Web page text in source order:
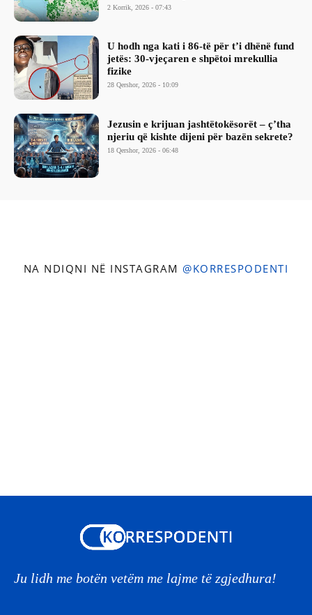
2 Korrik, 2026 - 07:43
​U hodh nga kati i 86-të për t’i dhënë fund
jetës: 30-vjeçaren e shpëtoi mrekullia
fizike
28 Qershor, 2026 - 10:09
Jezusin e krijuan jashtëtokësorët – ç’tha
njeriu që kishte dijeni për bazën sekrete?
18 Qershor, 2026 - 06:48
NA NDIQNI NË INSTAGRAM @KORRESPODENTI
Ju lidh me botën vetëm me lajme të zgjedhura!